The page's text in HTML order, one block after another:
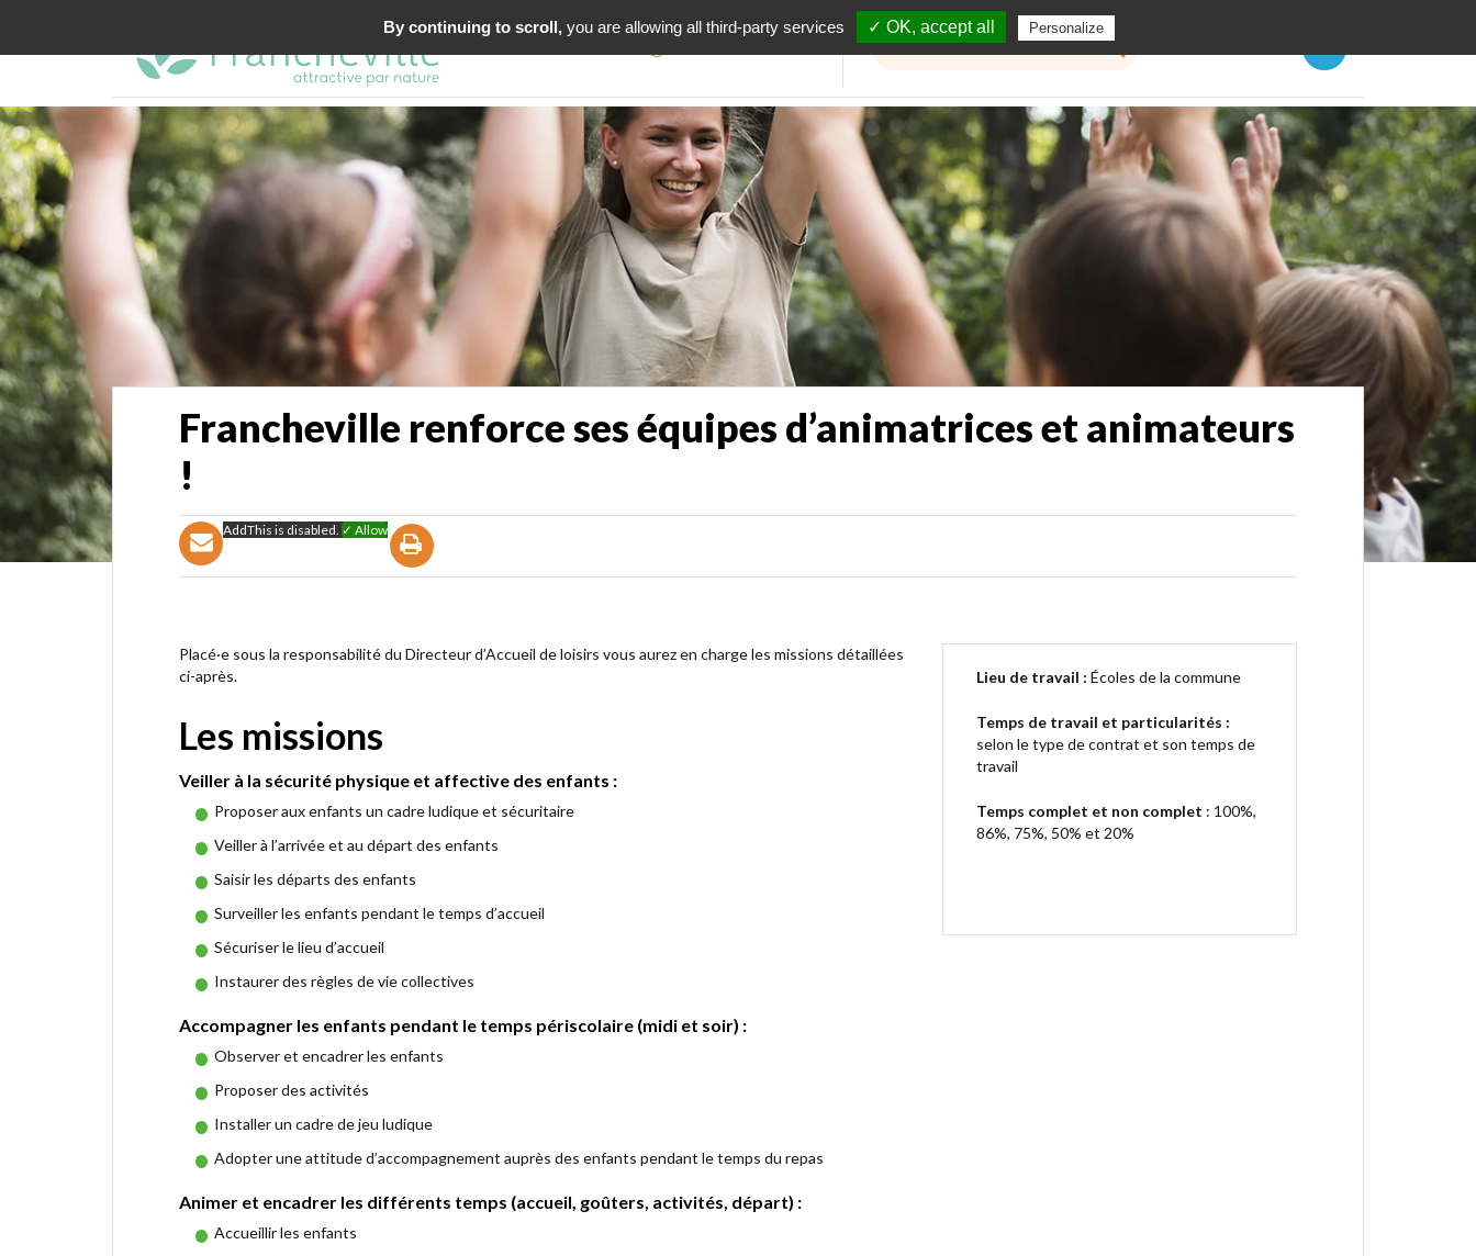
Francheville renforce ses équipes d’animatrices et animateurs
!
AddThis is disabled. ✓ Allow
Placé·e sous la responsabilité du Directeur d’Accueil de loisirs vous aurez en charge les missions détaillées
ci-après.
Les missions
Veiller à la sécurité physique et affective des enfants :
Proposer aux enfants un cadre ludique et sécuritaire
Veiller à l’arrivée et au départ des enfants
Saisir les départs des enfants
Surveiller les enfants pendant le temps d’accueil
Sécuriser le lieu d’accueil
Instaurer des règles de vie collectives
Accompagner les enfants pendant le temps périscolaire (midi et soir) :
Observer et encadrer les enfants
Proposer des activités
Installer un cadre de jeu ludique
Adopter une attitude d’accompagnement auprès des enfants pendant le temps du repas
Animer et encadrer les différents temps (accueil, goûters, activités, départ) :
Accueillir les enfants
Lieu de travail : Écoles de la commune
Temps de travail et particularités :
selon le type de contrat et son temps de
travail
Temps complet et non complet : 100%,
86%, 75%, 50% et 20%
By continuing to scroll, you are allowing all third-party services ✓ OK, accept all Personalize